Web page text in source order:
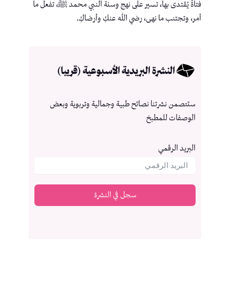
فتاةً يُقتدى بها، تسير على نهج وسنة النبي محمد ﷺ، تفعل ما
أمر، وتجتنب ما نهى، رضي الله عنكِ وأرضاكِ.
النشرة البريدية الأسبوعية (قريبا)
ستتصمن نشرتنا نصائح طبية وجمالية وتربوية وبعض
الوصفات للمطبخ
البريد الرقمي
سجل في النشرة